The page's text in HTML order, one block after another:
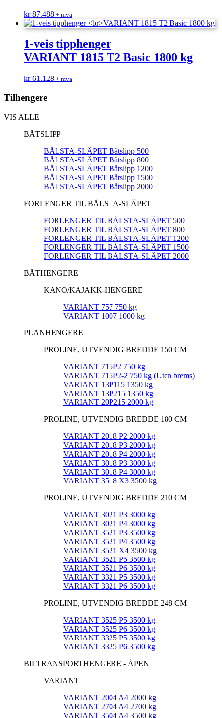
kr87.488 + mva
1-veis tipphenger
VARIANT 1815 T2 Basic 1800 kg
kr61.128 + mva
Tilhengere
VIS ALLE
BÅTSLIPP
BÅLSTA-SLÄPET Båtslipp 500
BÅLSTA-SLÄPET Båtslipp 800
BÅLSTA-SLÄPET Båtslipp 1200
BÅLSTA-SLÄPET Båtslipp 1500
BÅLSTA-SLÄPET Båtslipp 2000
FORLENGER TIL BÅLSTA-SLÄPET
FORLENGER TIL BÅLSTA-SLÄPET 500
FORLENGER TIL BÅLSTA-SLÄPET 800
FORLENGER TIL BÅLSTA-SLÄPET 1200
FORLENGER TIL BÅLSTA-SLÄPET 1500
FORLENGER TIL BÅLSTA-SLÄPET 2000
BÅTHENGERE
KANO/KAJAKK-HENGERE
VARIANT 757 750 kg
VARIANT 1007 1000 kg
PLANHENGERE
PROLINE, UTVENDIG BREDDE 150 CM
VARIANT 715P2 750 kg
VARIANT 715P2-2 750 kg (Uten brems)
VARIANT 13P115 1350 kg
VARIANT 13P215 1350 kg
VARIANT 20P215 2000 kg
PROLINE, UTVENDIG BREDDE 180 CM
VARIANT 2018 P2 2000 kg
VARIANT 2018 P3 2000 kg
VARIANT 2018 P4 2000 kg
VARIANT 3018 P3 3000 kg
VARIANT 3018 P4 3000 kg
VARIANT 3518 X3 3500 kg
PROLINE, UTVENDIG BREDDE 210 CM
VARIANT 3021 P3 3000 kg
VARIANT 3021 P4 3000 kg
VARIANT 3521 P3 3500 kg
VARIANT 3521 P4 3500 kg
VARIANT 3521 X4 3500 kg
VARIANT 3521 P5 3500 kg
VARIANT 3521 P6 3500 kg
VARIANT 3321 P5 3500 kg
VARIANT 3321 P6 3500 kg
PROLINE, UTVENDIG BREDDE 248 CM
VARIANT 3525 P5 3500 kg
VARIANT 3525 P6 3500 kg
VARIANT 3325 P5 3500 kg
VARIANT 3325 P6 3500 kg
BILTRANSPORTHENGERE - ÅPEN
VARIANT
VARIANT 2004 A4 2000 kg
VARIANT 2704 A4 2700 kg
VARIANT 3504 A4 3500 kg